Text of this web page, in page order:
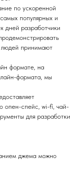
по ускоренной
популярных и
дней разработчики
людей принимают
формате, на
формата, мы
опен-спейс, wi-fi, чай-
для разработки
джема можно